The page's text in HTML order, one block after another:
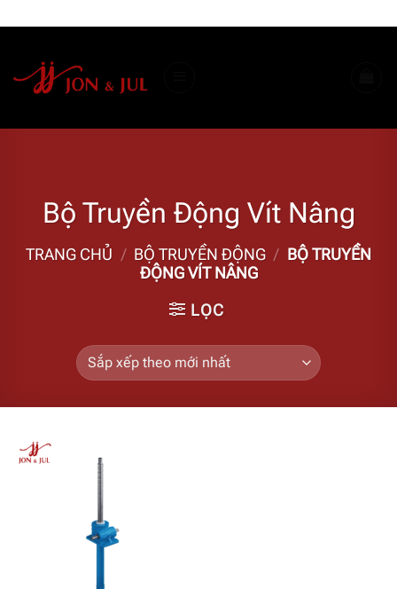
dung
Bộ Truyền Động Vít Nâng
TRANG CHỦ / BỘ TRUYỀN ĐỘNG / BỘ TRUYỀN
ĐỘNG VÍT NÂNG
LỌC